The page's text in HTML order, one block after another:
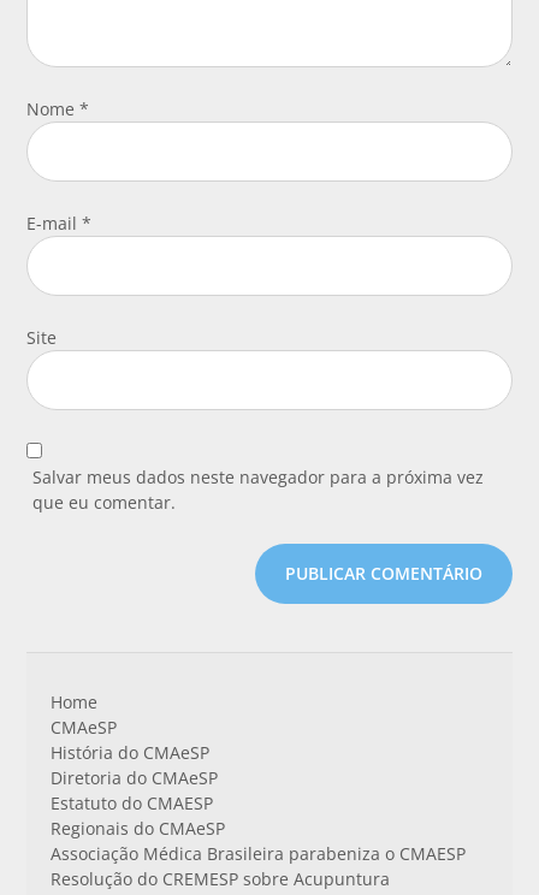
Nome*
E-mail*
Site
Salvar meus dados neste navegador para a próxima vez
que eu comentar.
Home
CMAeSP
História do CMAeSP
Diretoria do CMAeSP
Estatuto do CMAESP
Regionais do CMAeSP
Associação Médica Brasileira parabeniza o CMAESP
Resolução do CREMESP sobre Acupuntura